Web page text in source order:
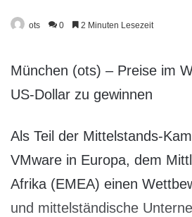
ots 0 2 Minuten Lesezeit
München (ots) – Preise im
US-Dollar zu gewinnen
Als Teil der Mittelstands-
VMware in Europa, dem
Afrika (EMEA) einen
und mittelständische